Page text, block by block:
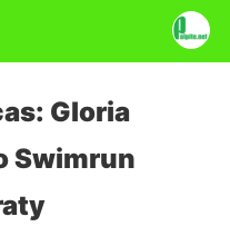
Gloria
Swimrun